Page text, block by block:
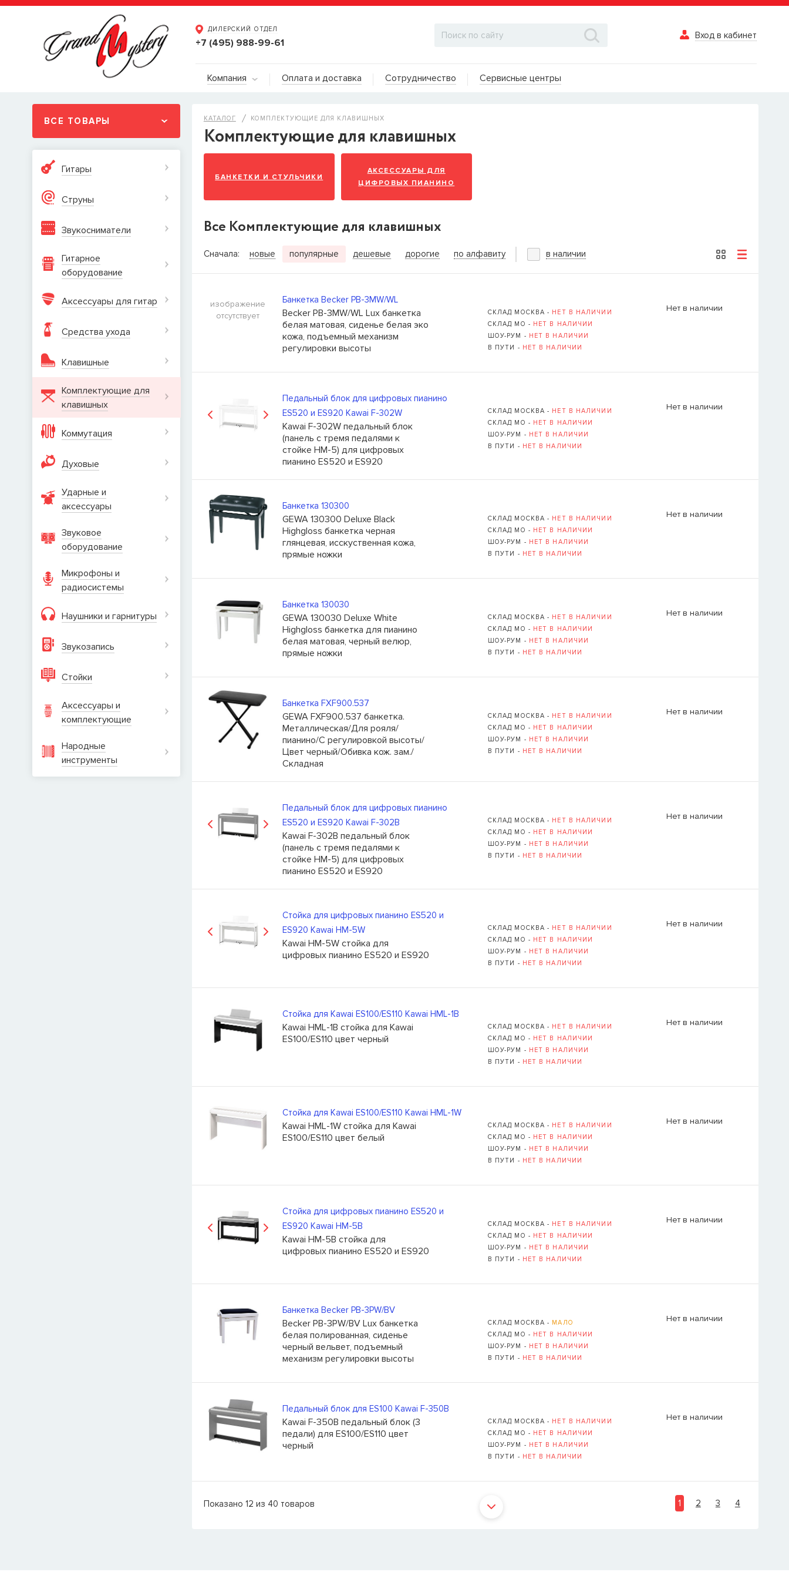
ДИЛЕРСКИЙ ОТДЕЛ
+7 (495) 988-99-61
ДИЛЕРСКИЙ ОТДЕЛ
sales@grandm.ru
График работы:
пн–чт: 10:00–19:00
пт: 10:00–18:00
сб, вс: выходной
Вход в кабинет
Компания Оплата и доставка Сотрудничество Сервисные центры
ВСЕ ТОВАРЫ
Гитары
Струны
Звукосниматели
Гитарное
оборудование
Аксессуары для гитар
Средства ухода
Клавишные
Комплектующие для
клавишных
Коммутация
Духовые
Ударные и
аксеcсуары
Звуковое
оборудование
Микрофоны и
радиосистемы
Наушники и гарнитуры
Звукозапись
Стойки
Аксессуары и
комплектующие
Народные
инструменты
КАТАЛОГ КОМПЛЕКТУЮЩИЕ ДЛЯ КЛАВИШНЫХ
Комплектующие для клавишных
БАНКЕТКИ И СТУЛЬЧИКИ
АКСЕССУАРЫ ДЛЯ
ЦИФРОВЫХ ПИАНИНО
Все Комплектующие для клавишных
СООБЩИТЬ КОГДА ПОЯВИТСЯ
ТовараСтруны для бас-гитар Olympia HQB45100Sсейчас нет в
когда товар можно будет купить.
Имя
СООБЩИТЬ
Сначала: новые популярные дешевые дорогие по алфавиту в наличии
изображение
отсутствует
Банкетка Becker PB-3MW/WL
Becker PB-3MW/WL Lux банкетка
белая матовая, сиденье белая эко
кожа, подъемный механизм
регулировки высоты
Нет в наличии
СКЛАД МОСКВА - НЕТ В НАЛИЧИИ
СКЛАД МО - НЕТ В НАЛИЧИИ
ШОУ-РУМ - НЕТ В НАЛИЧИИ
В ПУТИ - НЕТ В НАЛИЧИИ
Педальный блок для цифровых пианино
ES520 и ES920 Kawai F-302W
Kawai F-302W педальный блок
(панель с тремя педалями к
стойке HM-5) для цифровых
пианино ES520 и ES920
Нет в наличии
СКЛАД МОСКВА - НЕТ В НАЛИЧИИ
СКЛАД МО - НЕТ В НАЛИЧИИ
ШОУ-РУМ - НЕТ В НАЛИЧИИ
В ПУТИ - НЕТ В НАЛИЧИИ
Банкетка 130300
GEWA 130300 Deluxe Black
Highgloss банкетка черная
глянцевая, исскуственная кожа,
прямые ножки
Нет в наличии
СКЛАД МОСКВА - НЕТ В НАЛИЧИИ
СКЛАД МО - НЕТ В НАЛИЧИИ
ШОУ-РУМ - НЕТ В НАЛИЧИИ
В ПУТИ - НЕТ В НАЛИЧИИ
Банкетка 130030
GEWA 130030 Deluxe White
Highgloss банкетка для пианино
белая матовая, черный велюр,
прямые ножки
Нет в наличии
СКЛАД МОСКВА - НЕТ В НАЛИЧИИ
СКЛАД МО - НЕТ В НАЛИЧИИ
ШОУ-РУМ - НЕТ В НАЛИЧИИ
В ПУТИ - НЕТ В НАЛИЧИИ
Банкетка FXF900.537
GEWA FXF900.537 банкетка.
Металлическая/Для рояля/
пианино/С регулировкой высоты/
Цвет черный/Обивка кож. зам./
Складная
Нет в наличии
СКЛАД МОСКВА - НЕТ В НАЛИЧИИ
СКЛАД МО - НЕТ В НАЛИЧИИ
ШОУ-РУМ - НЕТ В НАЛИЧИИ
В ПУТИ - НЕТ В НАЛИЧИИ
Педальный блок для цифровых пианино
ES520 и ES920 Kawai F-302B
Kawai F-302B педальный блок
(панель с тремя педалями к
стойке HM-5) для цифровых
пианино ES520 и ES920
Нет в наличии
СКЛАД МОСКВА - НЕТ В НАЛИЧИИ
СКЛАД МО - НЕТ В НАЛИЧИИ
ШОУ-РУМ - НЕТ В НАЛИЧИИ
В ПУТИ - НЕТ В НАЛИЧИИ
Cтойка для цифровых пианино ES520 и
ES920 Kawai HM-5W
Kawai HM-5W стойка для
цифровых пианино ES520 и ES920
Нет в наличии
СКЛАД МОСКВА - НЕТ В НАЛИЧИИ
СКЛАД МО - НЕТ В НАЛИЧИИ
ШОУ-РУМ - НЕТ В НАЛИЧИИ
В ПУТИ - НЕТ В НАЛИЧИИ
Стойка для Kawai ES100/ES110 Kawai HML-1B
Kawai HML-1B стойка для Kawai
ES100/ES110 цвет черный
Нет в наличии
СКЛАД МОСКВА - НЕТ В НАЛИЧИИ
СКЛАД МО - НЕТ В НАЛИЧИИ
ШОУ-РУМ - НЕТ В НАЛИЧИИ
В ПУТИ - НЕТ В НАЛИЧИИ
Стойка для Kawai ES100/ES110 Kawai HML-1W
Kawai HML-1W стойка для Kawai
ES100/ES110 цвет белый
Нет в наличии
СКЛАД МОСКВА - НЕТ В НАЛИЧИИ
СКЛАД МО - НЕТ В НАЛИЧИИ
ШОУ-РУМ - НЕТ В НАЛИЧИИ
В ПУТИ - НЕТ В НАЛИЧИИ
Cтойка для цифровых пианино ES520 и
ES920 Kawai HM-5B
Kawai HM-5B стойка для
цифровых пианино ES520 и ES920
Нет в наличии
СКЛАД МОСКВА - НЕТ В НАЛИЧИИ
СКЛАД МО - НЕТ В НАЛИЧИИ
ШОУ-РУМ - НЕТ В НАЛИЧИИ
В ПУТИ - НЕТ В НАЛИЧИИ
Банкетка Becker PB-3PW/BV
Becker PB-3PW/BV Lux банкетка
белая полированная, сиденье
черный вельвет, подъемный
механизм регулировки высоты
Нет в наличии
СКЛАД МОСКВА - МАЛО
СКЛАД МО - НЕТ В НАЛИЧИИ
ШОУ-РУМ - НЕТ В НАЛИЧИИ
В ПУТИ - НЕТ В НАЛИЧИИ
Педальный блок для ES100 Kawai F-350B
Kawai F-350B педальный блок (3
педали) для ES100/ES110 цвет
черный
Нет в наличии
СКЛАД МОСКВА - НЕТ В НАЛИЧИИ
СКЛАД МО - НЕТ В НАЛИЧИИ
ШОУ-РУМ - НЕТ В НАЛИЧИИ
В ПУТИ - НЕТ В НАЛИЧИИ
Показано 12 из 40 товаров 1 2 3 4